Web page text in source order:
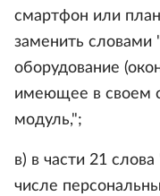
смартфон или
заменить словами
оборудование
имеющее в своем
модуль,";
в) в части 21
числе